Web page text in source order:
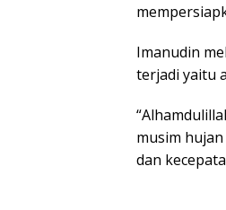
Imanudin
terjadi yaitu
musim
dan